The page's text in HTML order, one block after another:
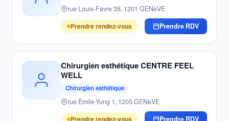
rue Louis-Favre 35, 1201 GENèVE
Prendre rendez-vous
Prendre RDV
Chirurgien esthétique CENTRE FEEL
WELL
Chirurgien esthétique
rue Emile-Yung 1, 1205 GENèVE
Prendre rendez-vous
Prendre RDV